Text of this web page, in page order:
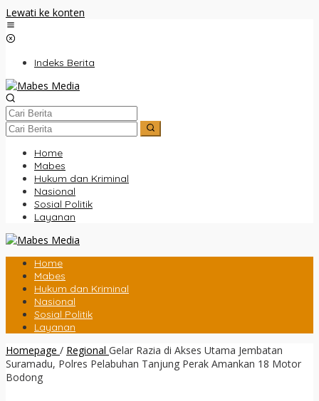
Lewati ke konten
Indeks Berita
Home
Mabes
Hukum dan Kriminal
Nasional
Sosial Politik
Layanan
Home
Mabes
Hukum dan Kriminal
Nasional
Sosial Politik
Layanan
Homepage / Regional Gelar Razia di Akses Utama Jembatan
Suramadu, Polres Pelabuhan Tanjung Perak Amankan 18 Motor
Bodong